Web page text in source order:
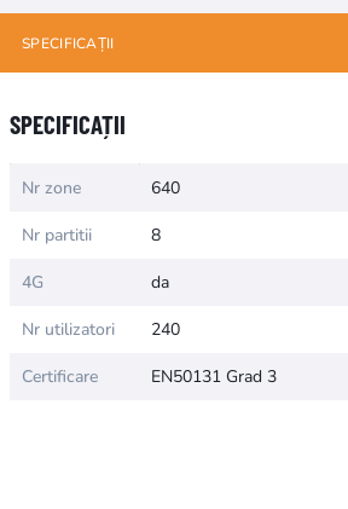
SPECIFICAȚII
SPECIFICAȚII
Numele atributuluiValoarea atributului
Nr zone 640
Nr partitii 8
4G da
Nr utilizatori 240
Certificare EN50131 Grad 3